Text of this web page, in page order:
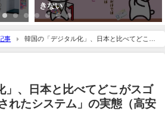
きない
事
韓国の「デジタル化」、日本と比べてどこが
テム」の実態（高安 ...
」、日本と比べてどこがスゴ
れたシステム」の実態（高安